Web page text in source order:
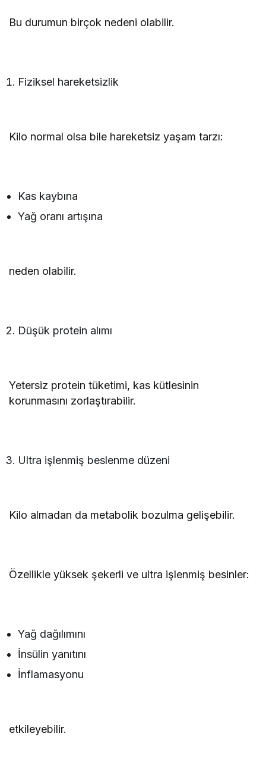
Bu durumun birçok nedeni olabilir.
Fiziksel hareketsizlik
Kilo normal olsa bile hareketsiz yaşam tarzı:
Kas kaybına
Yağ oranı artışına
neden olabilir.
Düşük protein alımı
Yetersiz protein tüketimi, kas kütlesinin
korunmasını zorlaştırabilir.
Ultra işlenmiş beslenme düzeni
Kilo almadan da metabolik bozulma gelişebilir.
Özellikle yüksek şekerli ve ultra işlenmiş besinler:
Yağ dağılımını
İnsülin yanıtını
İnflamasyonu
etkileyebilir.